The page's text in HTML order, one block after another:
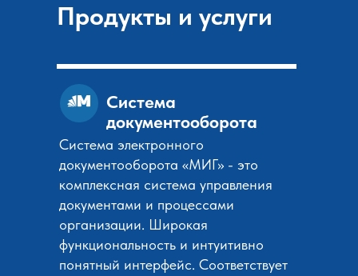
Продукты и услуги
Система
документооборота
Система электронного
документооборота «МИГ» - это
комплексная система управления
документами и процессами
организации. Широкая
функциональность и интуитивно
понятный интерфейс. Соответствует